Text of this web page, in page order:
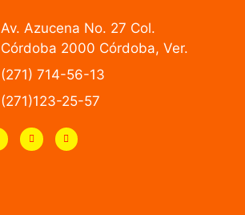
Av. Azucena No. 27 Col.
Córdoba 2000 Córdoba, Ver.
(271) 714-56-13
(271)123-25-57